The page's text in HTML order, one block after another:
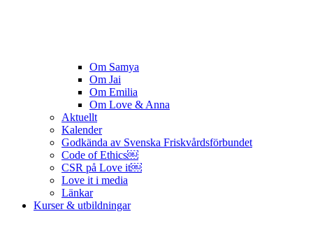
Om Samya
Om Jai
Om Emilia
Om Love & Anna
Aktuellt
Kalender
Godkända av Svenska Friskvårdsförbundet
Code of Ethics￼
CSR på Love it￼
Love it i media
Länkar
Kurser & utbildningar